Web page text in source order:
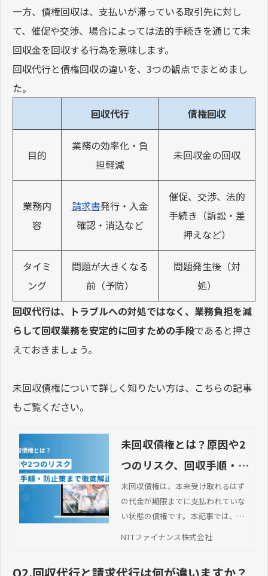
一方、債権回収は、支払いが滞っている取引先に対し
て、催促や交渉、場合によっては法的手続きを通じて未
回収金を回収する行為を意味します。
回収代行と債権回収の違いを、3つの観点でまとめまし
た。
回収代行
債権回収
目的
業務の効率化・負
担軽減
未回収金の回収
業務内
容
請求書発行・入金
確認・消込など
催促、交渉、法的
手続き（訴訟・差
押えなど）
タイミ
ング
問題が大きくなる
前（予防）
問題発生後（対
処）
回収代行は、トラブルへの対処ではなく、業務負担を減
らして回収業務を安定的に回すための手段であると押さ
えておきましょう。
未回収債権について詳しく知りたい方は、こちらの記事
もご覧ください。
未回収債権とは？原因や2
つのリスク、回収手順・防
止策まで徹底解説
未回収債権は、本来受け取れるはず
の代金が期限までに支払われていな
い状態の債権です。本記事では、未
回収が発生する理由や対策、発生し
NTTファイナンス株式会社
Q2.回収代行と請求代行は何が違いますか？